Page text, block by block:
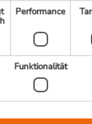
Performance
Funktionalität